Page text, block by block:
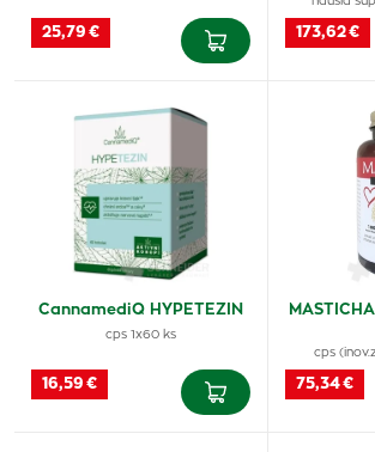
25,79 € 173,62 €
CannamediQ HYPETEZIN
cps 1x60 ks
16,59 €
cps
75,34 €